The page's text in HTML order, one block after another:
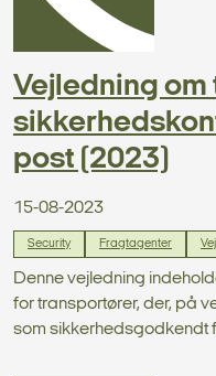
Vejledning
post (2023)
15-08-2023
Security Fragtagenter
Denne vejledning
for transportører, der, på
som sikkerhedsgodkendt